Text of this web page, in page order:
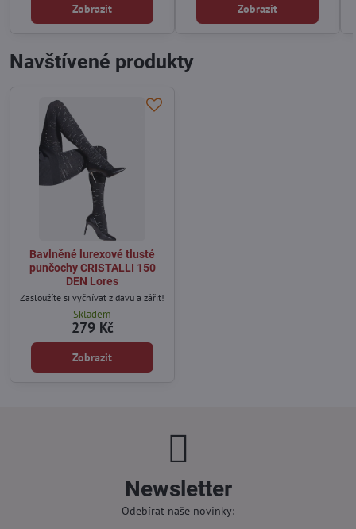
Zobrazit
povrch nádherně odráží světlo,
opticky zeštíhluje nohy a dodává
Zobrazit
Navštívené produkty
Bavlněné lurexové tlusté
punčochy CRISTALLI 150
DEN Lores
Zasloužíte si vyčnívat z davu a zářit!
Skladem
279 Kč
Zobrazit
Newsletter
Odebírat naše novinky: